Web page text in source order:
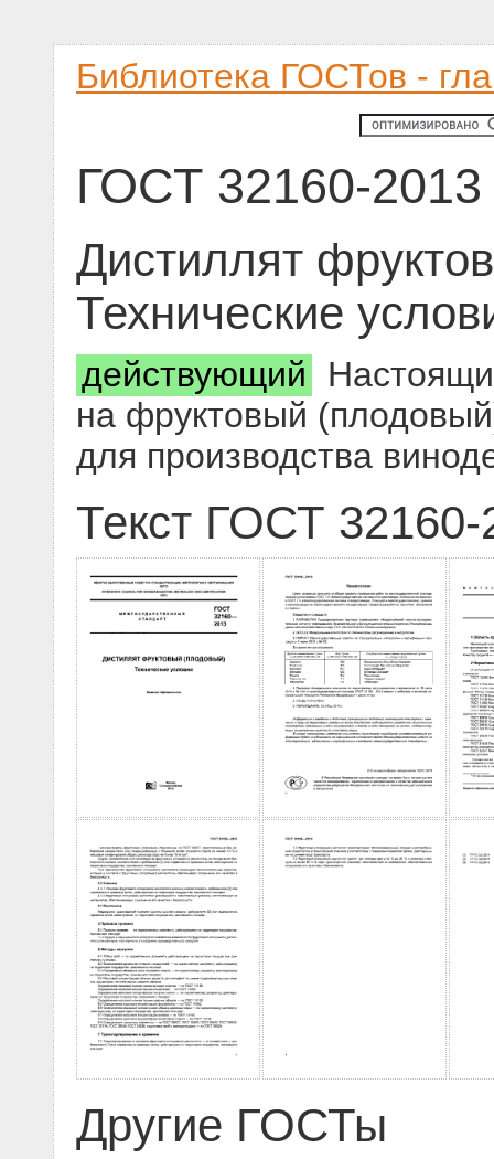
Библиотека ГОСТов -
ГОСТ 32160-2013
Дистиллят
Технические
действующий
на фруктовый
для производства
Текст ГОСТ 32160-
Другие ГОСТы